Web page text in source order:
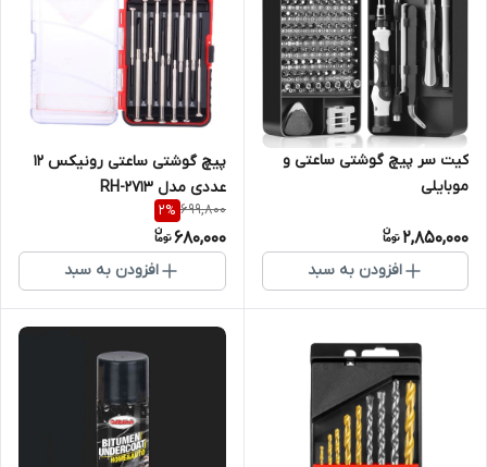
کیت سر پیچ گوشتی ساعتی و
موبایلی
2,850,000
افزودن به سبد
پیچ گوشتی ساعتی رونیکس 12
عددی مدل RH-2713
699,800
2%
680,000
افزودن به سبد